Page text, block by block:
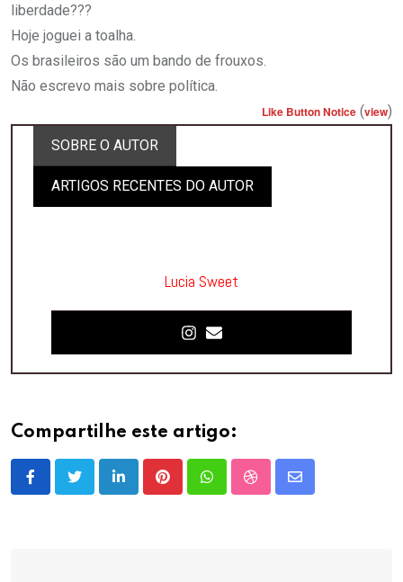
liberdade???
Hoje joguei a toalha.
Os brasileiros são um bando de frouxos.
Não escrevo mais sobre política.
Like Button Notice (view)
SOBRE O AUTOR
ARTIGOS RECENTES DO AUTOR
Lucia Sweet
Compartilhe este artigo:
LinkedInPinterestWhatsappStumbleUpon
Share